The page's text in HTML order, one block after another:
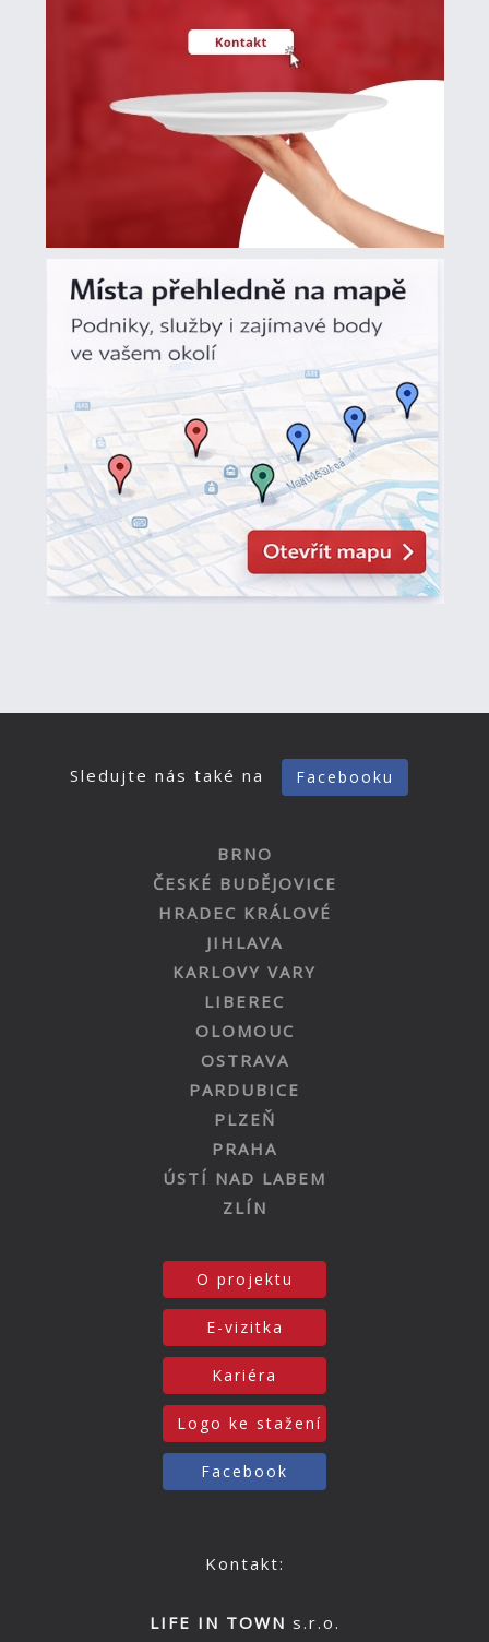
Sledujte nás také na Facebooku
BRNO
ČESKÉ BUDĚJOVICE
HRADEC KRÁLOVÉ
JIHLAVA
KARLOVY VARY
LIBEREC
OLOMOUC
OSTRAVA
PARDUBICE
PLZEŇ
PRAHA
ÚSTÍ NAD LABEM
ZLÍN
O projektu
E-vizitka
Kariéra
Logo ke stažení
Facebook
Kontakt:
LIFE IN TOWN s.r.o.